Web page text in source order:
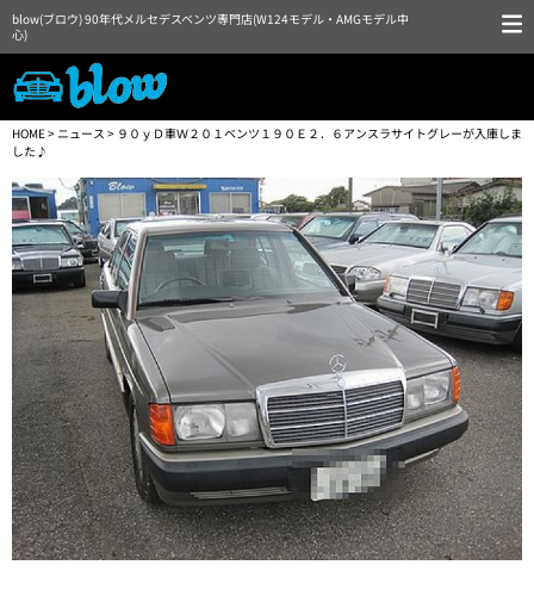
blow(ブロウ) 90年代メルセデスベンツ専門店(W124モデル・AMGモデル中
心)
HOME> ニュース > ９０ｙＤ車Ｗ２０１ベンツ１９０Ｅ２．６アンスラサイトグレーが入庫しま
した♪